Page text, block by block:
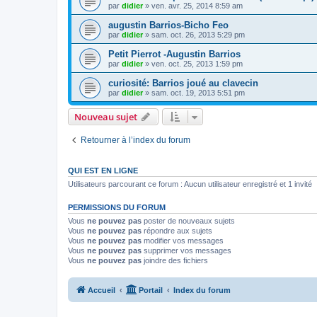
par didier» ven. avr. 25, 2014 8:59 am
augustin Barrios-Bicho Feo
par didier» sam. oct. 26, 2013 5:29 pm
Petit Pierrot -Augustin Barrios
par didier» ven. oct. 25, 2013 1:59 pm
curiosité: Barrios joué au clavecin
par didier» sam. oct. 19, 2013 5:51 pm
Nouveau sujet
Retourner à l’index du forum
QUI EST EN LIGNE
Utilisateurs parcourant ce forum : Aucun utilisateur enregistré et 1 invité
PERMISSIONS DU FORUM
Vous ne pouvez pas poster de nouveaux sujets
Vous ne pouvez pas répondre aux sujets
Vous ne pouvez pas modifier vos messages
Vous ne pouvez pas supprimer vos messages
Vous ne pouvez pas joindre des fichiers
Accueil Portail Index du forum